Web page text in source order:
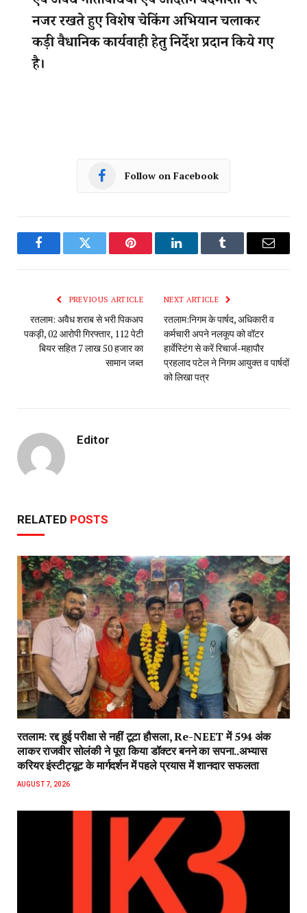
Follow on Facebook
FacebookTwitter Pinterest LinkedInTumblr Email
PREVIOUS ARTICLE
रतलाम: अवैध शराब से भरी पिकअप
पकड़ी, 02 आरोपी गिरफ्तार, 112 पेटी
बियर सहित 7 लाख 50 हजार का
सामान जब्त
NEXT ARTICLE
रतलाम:निगम के पार्षद, अधिकारी व
कर्मचारी अपने नलकूप को वॉटर
हार्वेस्टिंग से करें रिचार्ज-महापौर
प्रहलाद पटेल ने निगम आयुक्त व पार्षदों
को लिखा पत्र
Editor
RELATED POSTS
रतलाम: रद्द हुई परीक्षा से नहीं टूटा हौसला, Re-NEET में 594 अंक
लाकर राजवीर सोलंकी ने पूरा किया डॉक्टर बनने का सपना..अभ्यास
करियर इंस्टीट्यूट के मार्गदर्शन में पहले प्रयास में शानदार सफलता
AUGUST 7, 2026